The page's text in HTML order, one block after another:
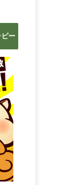
ー